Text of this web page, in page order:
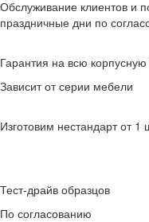
Обслуживание клиентов и
праздничные дни по
Гарантия на всю
Зависит от серии мебели
Изготовим нестандарт от 1
Тест-драйв образцов
По согласованию